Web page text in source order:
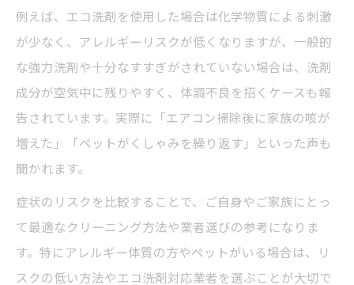
家族構成別おすすめクリーニング法
ハウスダスト対策を強化する掃除術
ペットにも配慮したエアコンクリーニング
手順
アレルギー持ち家庭向けの安全対策
健康維持のための定期クリーニングのコツ
再発防止に役立つ安全なエアコンクリーニング
選び
安全性重視のクリーニング業者選び方一覧
再発リスクを減らすポイント解説
例えば、エコ洗剤を使用した場合は化学物質による刺激
が少なく、アレルギーリスクが低くなりますが、一般的
な強力洗剤や十分なすすぎがされていない場合は、洗剤
成分が空気中に残りやすく、体調不良を招くケースも報
告されています。実際に「エアコン掃除後に家族の咳が
増えた」「ペットがくしゃみを繰り返す」といった声も
聞かれます。
症状のリスクを比較することで、ご自身やご家族にとっ
て最適なクリーニング方法や業者選びの参考になりま
す。特にアレルギー体質の方やペットがいる場合は、リ
スクの低い方法やエコ洗剤対応業者を選ぶことが大切で